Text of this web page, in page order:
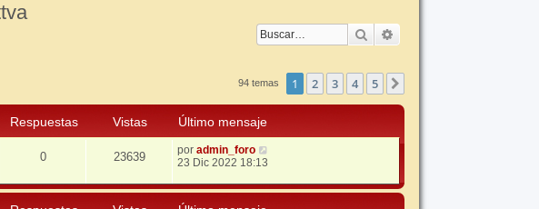
Buscar
94 temas 1 2 3 4 5
Respuestas Vistas
Último mensaje
0 23639 poradmin_foro
23 Dic 2022 18:13